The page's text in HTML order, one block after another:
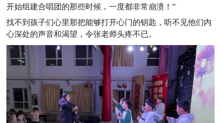
开始组建合唱团的那些时候，一度都非常崩溃！”
找不到孩子们心里那把能够打开心门的钥匙，听不见他们内
心深处的声音和渴望，令张老师头疼不已。